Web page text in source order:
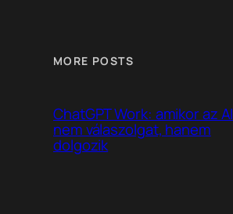
MORE POSTS
ChatGPT Work: amikor az AI
nem válaszolgat, hanem
dolgozik